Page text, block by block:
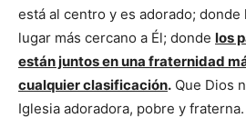
está al centro y es adorado;
lugar más cercano a Él; donde los
están juntos en una fraternidad
cualquier clasificación. Que Dios
Iglesia adoradora, pobre y